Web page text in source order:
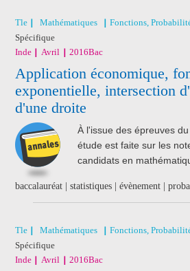
Tle Mathématiques
Fonctions,
Spécifique
Inde
Avril 2016Bac
Application économique,
exponentielle, intersection
d'une droite
À l'issue des épreuves
étude est faite sur les
candidats en
baccalauréat | statistiques | évènement |
Tle Mathématiques
Fonctions,
Spécifique
Inde
Avril 2016Bac